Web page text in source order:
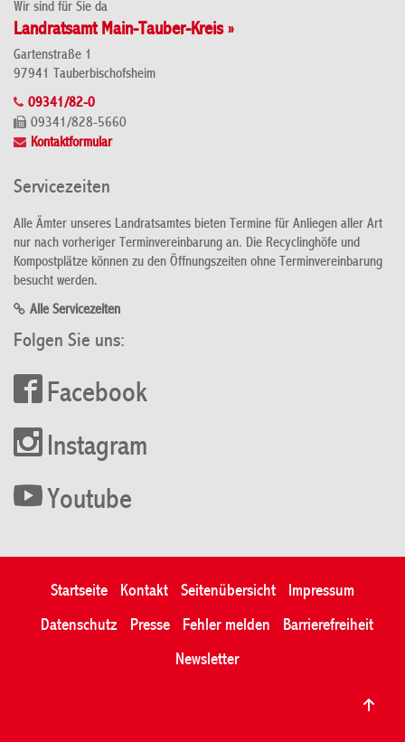
Wir sind für Sie da
Landratsamt Main-Tauber-Kreis »
Gartenstraße 1
97941 Tauberbischofsheim
09341/82-0
09341/828-5660
Kontaktformular
Servicezeiten
Alle Ämter unseres Landratsamtes bieten Termine für Anliegen aller Art
nur nach vorheriger Terminvereinbarung an. Die Recyclinghöfe und
Kompostplätze können zu den Öffnungszeiten ohne Terminvereinbarung
besucht werden.
Alle Servicezeiten
Folgen Sie uns:
Facebook
Instagram
Youtube
Startseite Kontakt Seitenübersicht
Impressum
Datenschutz
Presse Fehler melden
Barrierefreiheit
Newsletter